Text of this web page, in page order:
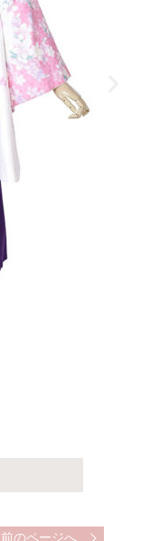
前のページへ